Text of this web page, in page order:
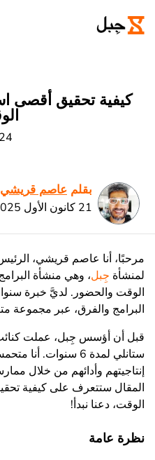
كيفية تحقيق أقصى
بقلم عاصم قريشي
21 كانون الأول 2025
مرحبًا، أنا عاصم قريشي،
لمنشأة جِبل، وهي منشأة
الوقت والحضور. لديَّ خبرة
البرامج والفرق، عبر مجموعة
قبل أن أؤسس جِبل، عملت
ستانلي لمدة 6
إنتاجيتهم وأدائهم من خلال
المقال ستتعرف على كيفية
الوقت، دعنا نبدأ!
نظرة عامة